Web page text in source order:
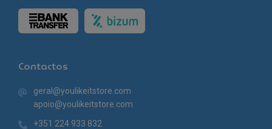
Contactos
geral@youlikeitstore.com
apoio@youlikeitstore.com
+351 224 933 832